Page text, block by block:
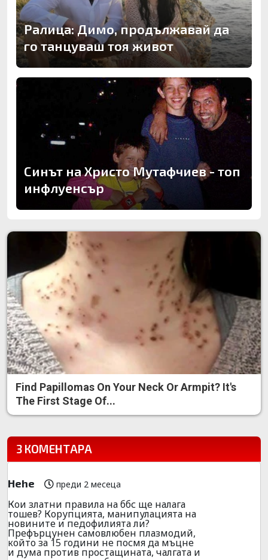
Ралица: Димо, продължавай да
го танцуваш тоя живот
Синът на Христо Мутафчиев - топ
инфлуенсър
Find Papillomas On Your Neck Or Armpit? It's
The First Stage Of...
3 КОМЕНТАРА
Hehe преди 2 месеца
Кои златни правила на ббс ще налага
тошев? Корупцията, манипулацията на
новините и педофилията ли?
Префърцунен самовлюбен плазмодий,
който за 15 години не посмя да мъцне
и дума против простащината, чалгата и